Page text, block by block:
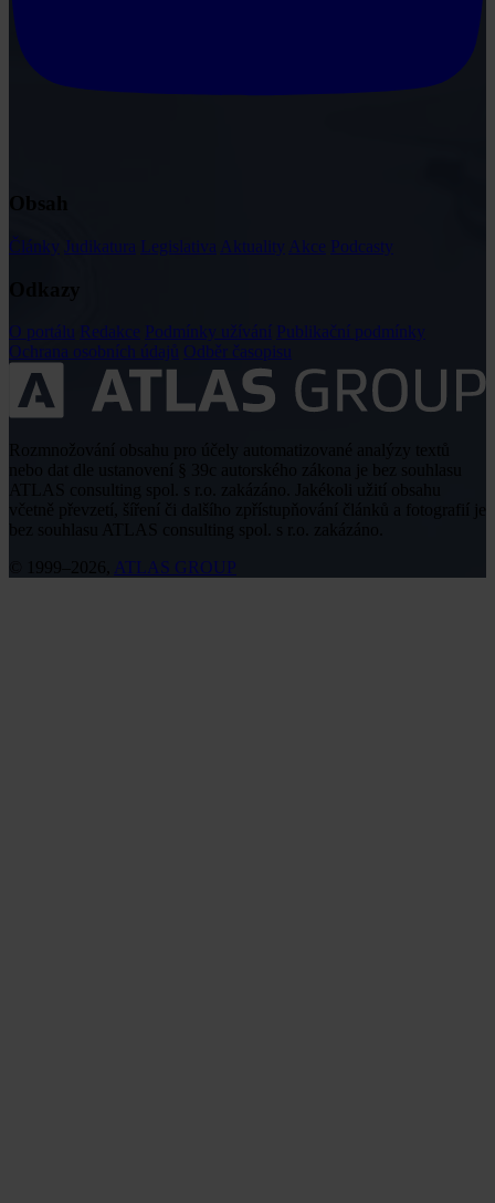
Články Judikatura Legislativa Aktuality Akce Podcasty
O portálu Redakce Podmínky užívání Publikační podmínky
Ochrana osobních údajů Odběr časopisu
včetně převzetí, šíření či dalšího zpřístupňování článků a fotografií je
ATLAS GROUP